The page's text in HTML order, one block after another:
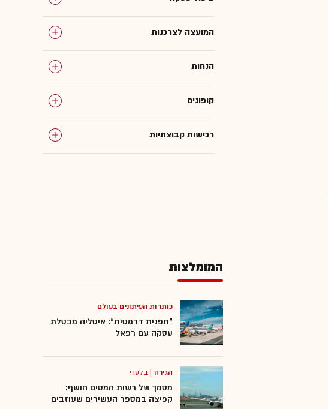
המועצה לצרכנות
הנחות
קופונים
רכישות קבוצתיות
dday
המומלצות
כותרות העיתונים בעולם
"תפנית דרמטית": איטליה מבטלת
עסקה עם רפאל
הגירה |בלעדי
מסמך של רשות המסים חושף:
קפיצה במספר העשירים שעוזבים